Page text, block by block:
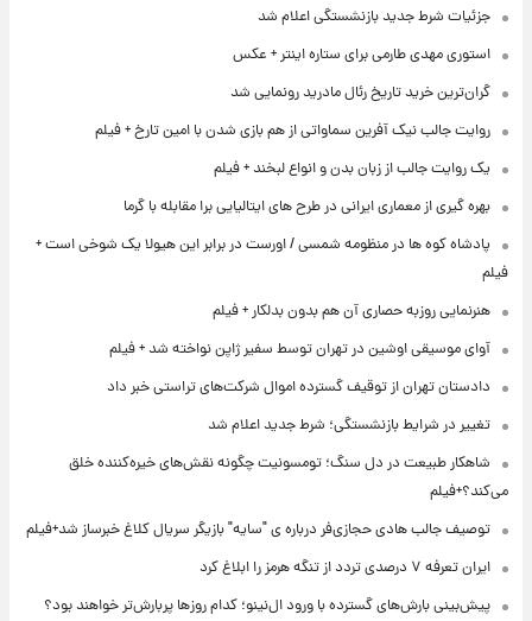
جزئیات شرط جدید بازنشستگی اعلام شد
استوری مهدی طارمی برای ستاره اینتر + عکس
گران‌ترین خرید تاریخ رئال مادرید رونمایی شد
روایت جالب نیک آفرین سماواتی از هم بازی شدن با امین تارخ + فیلم
یک روایت جالب از زبان بدن و انواع لبخند + فیلم
بهره گیری از معماری ایرانی در طرح های ایتالیایی برا مقابله با گرما
پادشاه کوه ها در منظومه شمسی / اورست در برابر این هیولا یک شوخی است +
فیلم
هنرنمایی روزبه حصاری آن هم بدون بدلکار + فیلم
آوای موسیقی اوشین در تهران توسط سفیر ژاپن نواخته شد + فیلم
دادستان تهران از توقیف گسترده اموال شرکت‌های تراستی خبر داد
تغییر در شرایط بازنشستگی؛ شرط جدید اعلام شد
شاهکار طبیعت در دل سنگ؛ تومسونیت چگونه نقش‌های خیره‌کننده خلق
می‌کند؟+فیلم
توصیف جالب هادی حجازی‌فر درباره ی "سایه" بازیگر سریال کلاغ خبرساز شد+فیلم
ایران تعرفه ۷ درصدی تردد از تنگه هرمز را ابلاغ کرد
پیش‌بینی بارش‌های گسترده با ورود ال‌نینو؛ کدام روزها پربارش‌تر خواهند بود؟